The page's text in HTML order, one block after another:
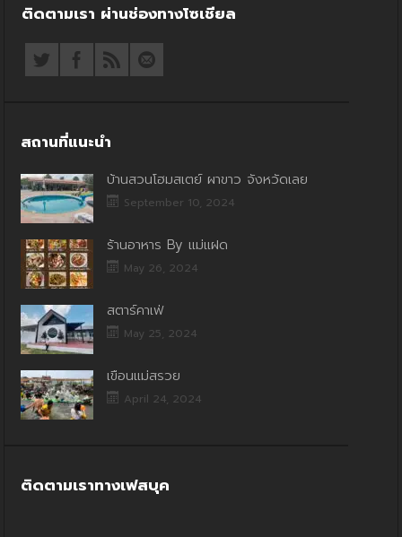
ติดตามเรา ผ่านช่องทางโซเชียล
สถานที่แนะนำ
บ้านสวนโฮมสเตย์ ผาขาว จังหวัดเลย
September 10, 2024
ร้านอาหาร By แม่แฝด
May 26, 2024
สตาร์คาเฟ่
May 25, 2024
เขื่อนแม่สรวย
April 24, 2024
ติดตามเราทางเฟสบุค